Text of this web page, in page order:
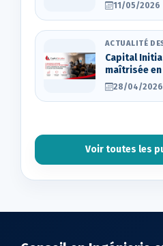
11/05/2026
ACTUALITÉ
Capital
maîtrisée
28/04/2026
Voir toutes les